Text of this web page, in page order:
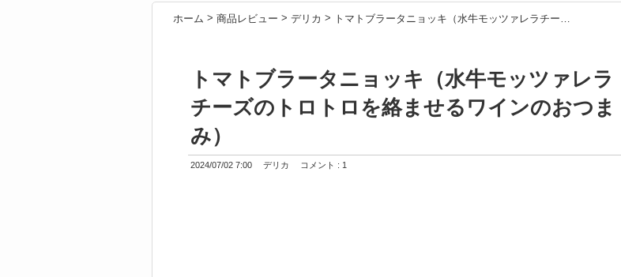
ホーム > 商品レビュー > デリカ >
トマトブラータニョッキ（水牛モッツァレラ
チーズのトロトロを絡ませるワインのおつま
み）
2024/07/02 7:00 デリカ コメント : 1